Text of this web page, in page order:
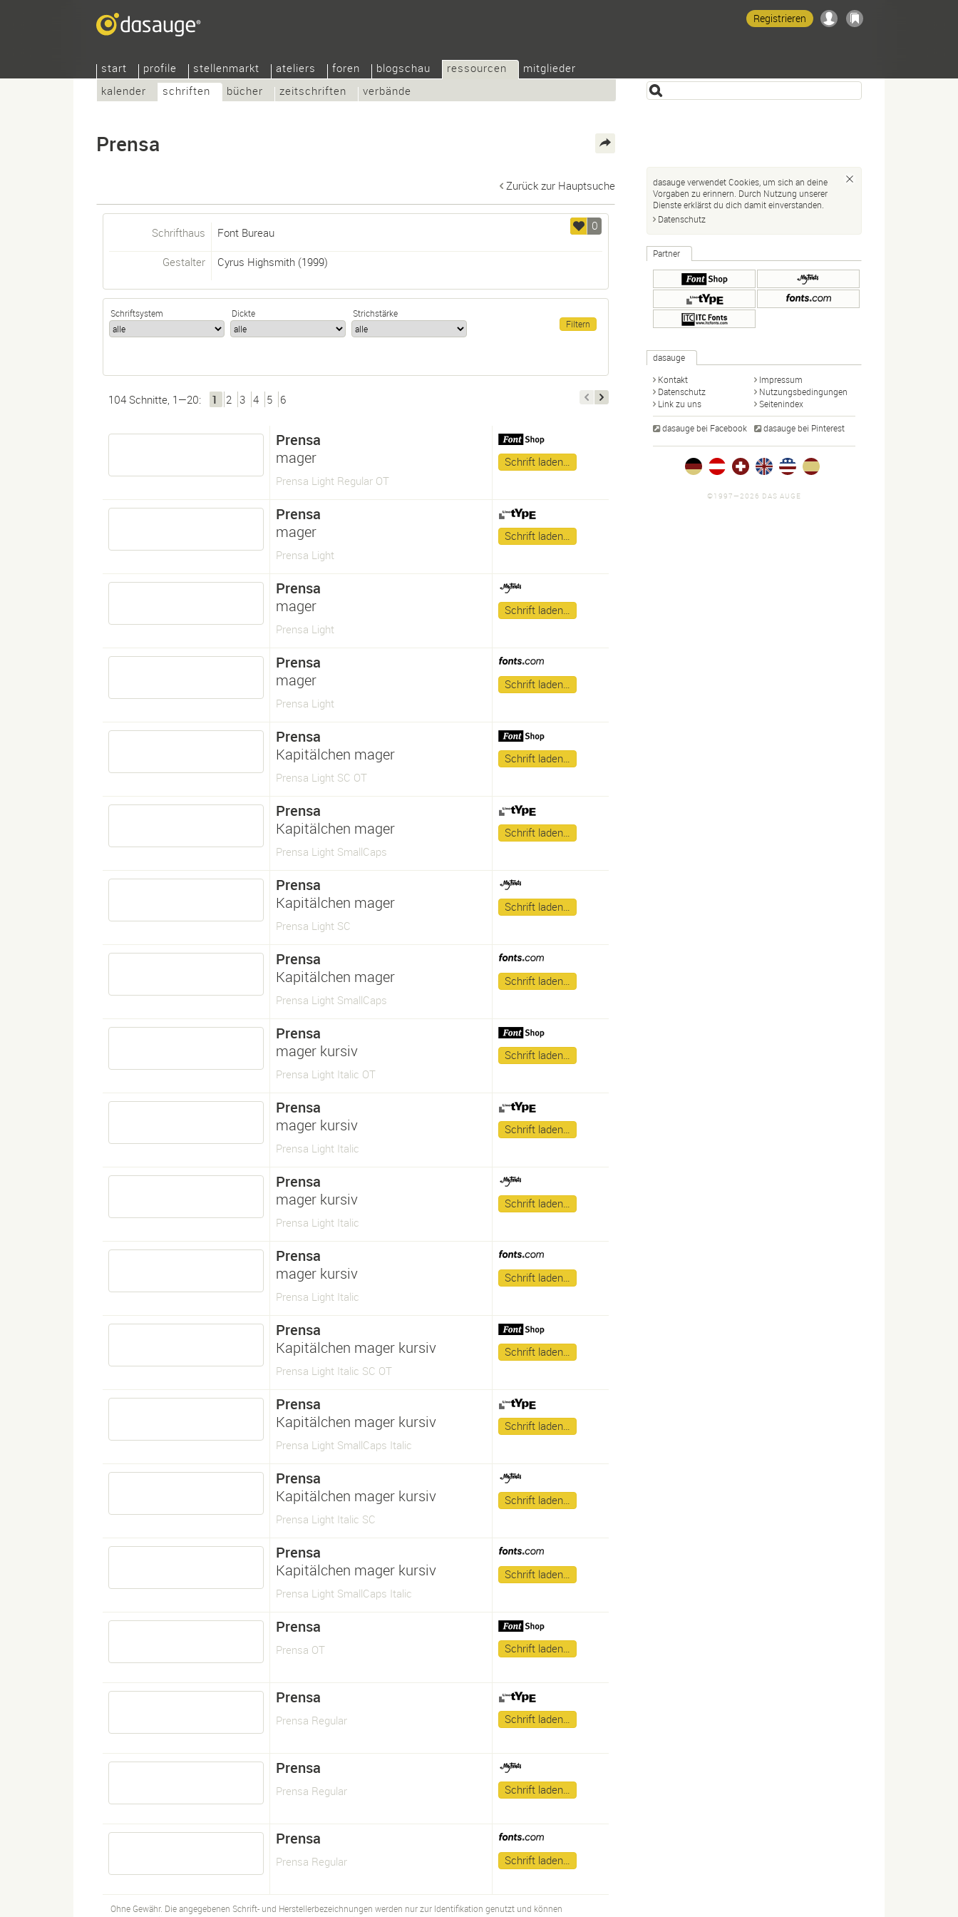
start profile stellenmarkt ateliers foren blogschau
ressourcen
kalender
schriften bücher zeitschriften verbände
mitglieder
Registrieren
Prensa
Zurück zur Hauptsuche
0
Schrifthaus Font Bureau
Gestalter Cyrus Highsmith(1999)
Schriftsystem Dickte Strichstärke
104 Schnitte, 1—20: 1 2 3 4 5 6
Prensa
mager
Prensa Light Regular OT
Schrift laden…
Prensa
mager
Prensa Light
Schrift laden…
Prensa
mager
Prensa Light
Schrift laden…
Prensa
mager
Prensa Light
Schrift laden…
Prensa
Kapitälchen mager
Prensa Light SC OT
Schrift laden…
Prensa
Kapitälchen mager
Prensa Light SmallCaps
Schrift laden…
Prensa
Kapitälchen mager
Prensa Light SC
Schrift laden…
Prensa
Kapitälchen mager
Prensa Light SmallCaps
Schrift laden…
Prensa
mager kursiv
Prensa Light Italic OT
Schrift laden…
Prensa
mager kursiv
Prensa Light Italic
Schrift laden…
Prensa
mager kursiv
Prensa Light Italic
Schrift laden…
Prensa
mager kursiv
Prensa Light Italic
Schrift laden…
Prensa
Kapitälchen mager kursiv
Prensa Light Italic SC OT
Schrift laden…
Prensa
Kapitälchen mager kursiv
Prensa Light SmallCaps Italic
Schrift laden…
Prensa
Kapitälchen mager kursiv
Prensa Light Italic SC
Schrift laden…
Prensa
Kapitälchen mager kursiv
Prensa Light SmallCaps Italic
Schrift laden…
Prensa
Prensa OT Schrift laden…
Prensa
Prensa Regular Schrift laden…
Prensa
Prensa Regular Schrift laden…
Prensa
Prensa Regular Schrift laden…
Ohne Gewähr. Die angegebenen Schrift- und Herstellerbezeichnungen werden nur zur Identifikation genutzt und können
dasauge verwendet Cookies, um sich an deine
Vorgaben zu erinnern. Durch Nutzung unserer
Dienste erklärst du dich damit einverstanden.
Datenschutz
Partner
dasauge
Kontakt
Impressum
Datenschutz
Nutzungsbedingungen
Link zu uns
Seitenindex
dasauge bei Facebook dasauge bei Pinterest
©1997—2026 DAS AUGE